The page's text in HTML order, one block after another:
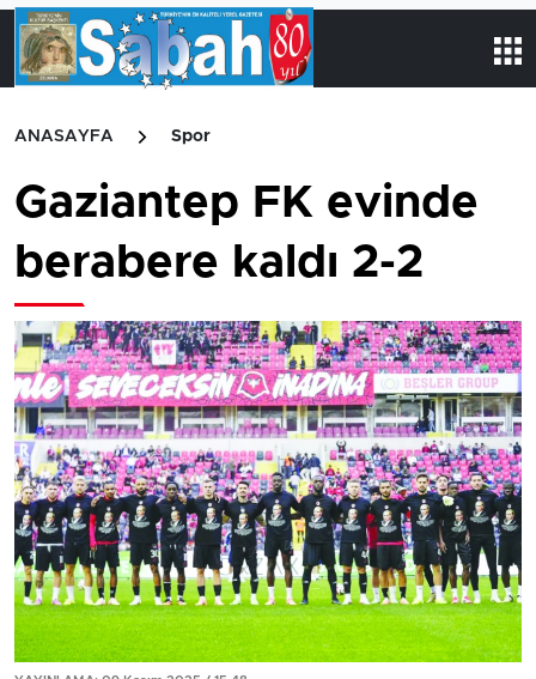
ANASAYFA Spor
Gaziantep FK evinde
berabere kaldı 2-2